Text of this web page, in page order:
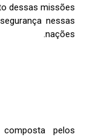
dessas missões
nessas
nações.
composta pelos